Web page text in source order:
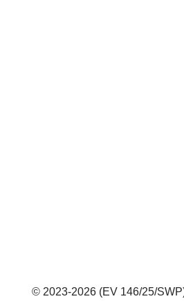
© 2023-2026 (EV 146/25/